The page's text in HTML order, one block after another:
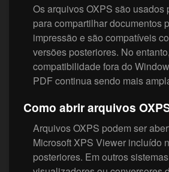
Os arquivos OXPS são usados
para compartilhar documentos
impressão e são compatíveis
versões posteriores. No
compatibilidade fora do
PDF continua sendo mais
Como abrir arquivos
Arquivos OXPS podem ser
Microsoft XPS Viewer incluído
posteriores. Em outros